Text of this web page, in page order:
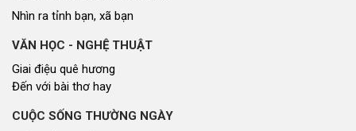
Nhìn ra tỉnh bạn, xã bạn
VĂN HỌC - NGHỆ THUẬT
Giai điệu quê hương
Đến với bài thơ hay
CUỘC SỐNG THƯỜNG NGÀY